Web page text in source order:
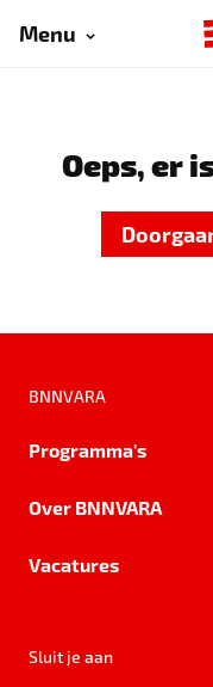
Menu
Oeps, er
BNNVARA
Programma's
Over BNNVARA
Vacatures
Sluit je aan